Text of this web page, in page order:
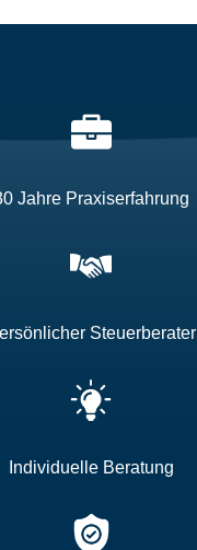
Jahre Praxiserfahrung
Steuerberater
Individuelle Beratung